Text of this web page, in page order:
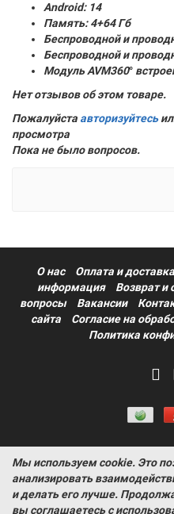
Android: 14
Память:4+64 Гб
Беспроводной и
Беспроводной и
Модуль AVM360°
Нет отзывов об этом товаре.
Пожалуйста авторизуйтесь
просмотра
Пока не было вопросов.
О нас Оплата и доставка
информация
Возврат и
вопросы
Вакансии
сайта
Согласие на
Политика
Информация на сайте носит
является публичной
статьи 437 Гражданского
Мы используем cookie. Это
анализировать
и делать его лучше.
вы соглашаетесь с